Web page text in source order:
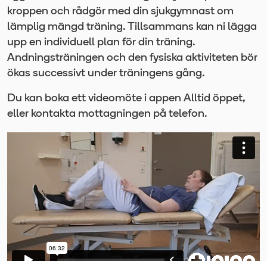
kroppen och rådgör med din sjukgymnast om
lämplig mängd träning. Tillsammans kan ni lägga
upp en individuell plan för din träning.
Andningsträningen och den fysiska aktiviteten bör
ökas successivt under träningens gång.
Du kan boka ett videomöte i appen Alltid öppet,
eller kontakta mottagningen på telefon.